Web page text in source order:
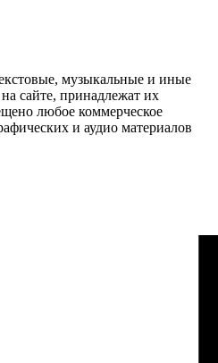
музыкальные и иные
сайте, принадлежат их
любое коммерческое
и аудио материалов